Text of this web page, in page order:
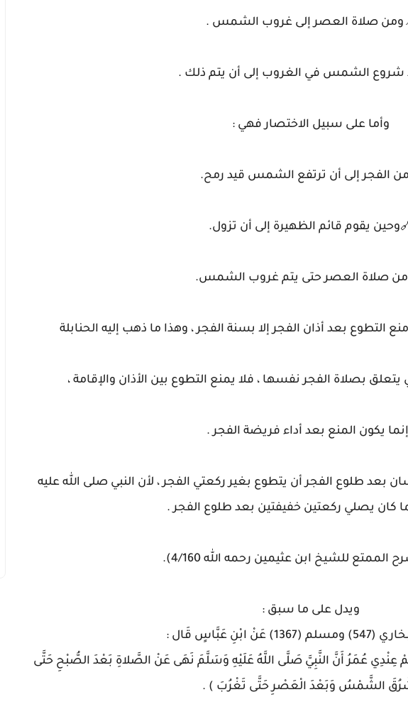
صلاة العصر إلى غروب الشمس .
شروع الشمس في الغروب إلى أن يتم ذلك .
وأما على سبيل الاختصار فهي :
الفجر إلى أن ترتفع الشمس قيد رمح.
يقوم قائم الظهيرة إلى أن تزول.
صلاة العصر حتى يتم غروب الشمس.
التطوع بعد أذان الفجر إلا بسنة الفجر ، وهذا ما ذهب إليه الحنابلة
بصلاة الفجر نفسها ، فلا يمنع التطوع بين الأذان والإقامة ،
يكون المنع بعد أداء فريضة الفجر .
بعد طلوع الفجر أن يتطوع بغير ركعتي الفجر ، لأن النبي صلى الله عليه
كان يصلي ركعتين خفيفتين بعد طلوع الفجر .
الممتع للشيخ ابن عثيمين رحمه الله 4/160).
ويدل على ما سبق :
عَنْ ابْنِ عَبَّاسٍ قَال :
عُمَرُ أَنَّ النَّبِيَّ صَلَّى اللَّهُ عَلَيْهِ وَسَلَّمَ نَهَى عَنْ الصَّلاةِ بَعْدَ الصُّبْحِ حَتَّى
الشَّمْسُ وَبَعْدَ الْعَصْرِ حَتَّى تَغْرُبَ ) .